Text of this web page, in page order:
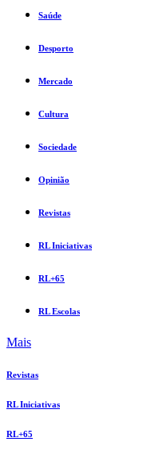
Saúde
Desporto
Mercado
Cultura
Sociedade
Opinião
Revistas
RL Iniciativas
RL+65
RL Escolas
Mais
Revistas
RL Iniciativas
RL+65